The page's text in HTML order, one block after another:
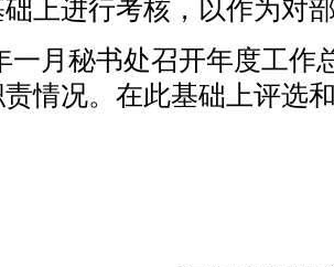
础上进行考核，以作为对
一月秘书处召开年度工作
情况。在此基础上评选